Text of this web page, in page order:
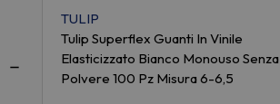
TULIP
Tulip Superflex Guanti In Vinile
Elasticizzato Bianco Monouso Senza
Polvere 100 Pz Misura 6-6,5